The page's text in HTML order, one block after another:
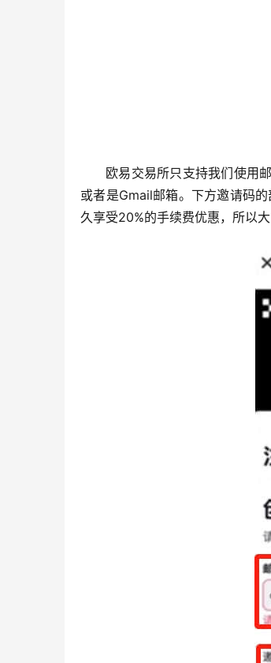
欧易交易所只支持我们使用
或者是Gmail邮箱。下方邀请码
久享受20%的手续费优惠，所以